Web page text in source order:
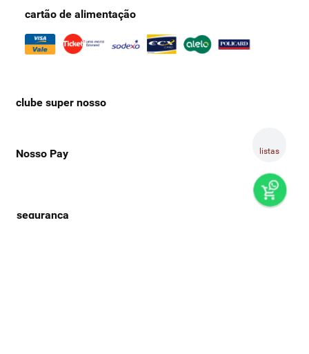
listas
cartão de alimentação
clube super nosso
Nosso Pay